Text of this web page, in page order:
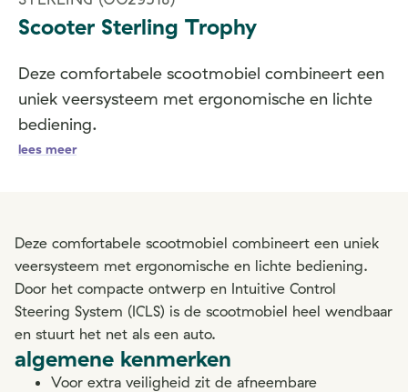
Scooter Sterling Trophy
Deze comfortabele scootmobiel combineert een
uniek veersysteem met ergonomische en lichte
bediening.
lees meer
Deze comfortabele scootmobiel combineert een uniek
veersysteem met ergonomische en lichte bediening.
Door het compacte ontwerp en Intuitive Control
Steering System (ICLS) is de scootmobiel heel wendbaar
en stuurt het net als een auto.
algemene kenmerken
Voor extra veiligheid zit de afneembare